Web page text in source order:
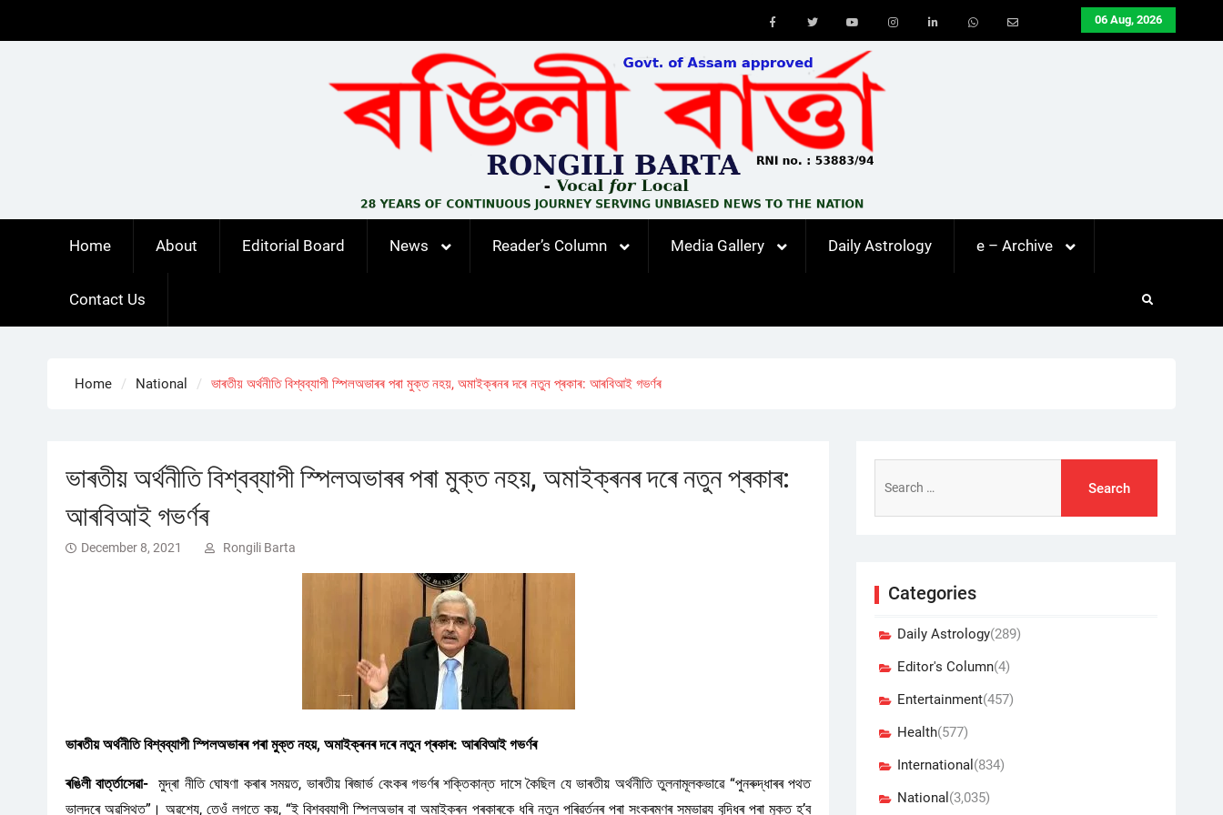
06 Aug, 2026
Youtube
Home About Editorial Board News Reader’s Column Media Gallery Daily Astrology e – Archive
Contact Us
Home National ভাৰতীয় অৰ্থনীতি বিশ্বব্যাপী স্পিলঅভাৰৰ পৰা মুক্ত নহয়, অমাইক্ৰনৰ দৰে নতুন প্ৰকাৰ: আৰবিআই গভৰ্ণৰ
ভাৰতীয় অৰ্থনীতি বিশ্বব্যাপী স্পিলঅভাৰৰ পৰা মুক্ত নহয়, অমাইক্ৰনৰ দৰে নতুন প্ৰকাৰ:
আৰবিআই গভৰ্ণৰ
December 8, 2021 Rongili Barta
ভাৰতীয় অৰ্থনীতি বিশ্বব্যাপী স্পিলঅভাৰৰ পৰা মুক্ত নহয়, অমাইক্ৰনৰ দৰে নতুন প্ৰকাৰ: আৰবিআই গভৰ্ণৰ
ৰঙিলী বাৰ্ত্তাসেৱা- মুদ্ৰা নীতি ঘোষণা কৰাৰ সময়ত, ভাৰতীয় ৰিজাৰ্ভ বেংকৰ গভৰ্ণৰ শক্তিকান্ত দাসে কৈছিল যে ভাৰতীয় অৰ্থনীতি তুলনামূলকভাৱে “পুনৰুদ্ধাৰৰ পথত
ভালদৰে অৱস্থিত”। অৱশ্যে, তেওঁ লগতে কয়, “ই বিশ্বব্যাপী স্পিলঅভাৰ বা অমাইক্ৰন প্ৰকাৰকে ধৰি নতুন পৰিৱৰ্তনৰ পৰা সংক্ৰমণৰ সম্ভাৱ্য বৃদ্ধিৰ পৰা মুক্ত হ’ব
for:
Categories
Daily Astrology(289)
Editor's Column(4)
Entertainment(457)
Health(577)
International (834)
National (3,035)